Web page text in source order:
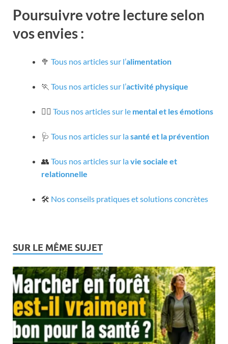
Poursuivre votre lecture selon
vos envies :
🥦 Tous nos articles sur l’alimentation
🏃 Tous nos articles sur l’activité physique
🧘‍♀️ Tous nos articles sur le mental et les émotions
🩺 Tous nos articles sur lasanté et la prévention
👥 Tous nos articles sur lavie sociale et
relationnelle
🛠️ Nos conseils pratiques et solutions concrètes
SUR LE MÊME SUJET